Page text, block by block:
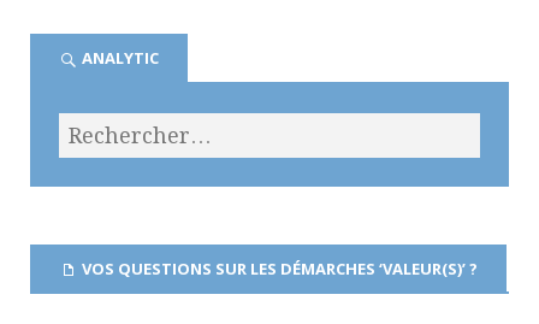
ANALYTIC
VOS QUESTIONS SUR LES DÉMARCHES ‘VALEUR(S)’ ?